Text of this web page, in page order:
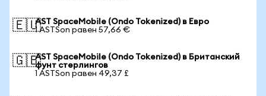
🇪🇺AST SpaceMobile (Ondo Tokenized) в Евро
1 ASTSon равен 57,66 €
🇬🇧AST SpaceMobile (Ondo Tokenized) в Британский
фунт стерлингов
1 ASTSon равен 49,37 £